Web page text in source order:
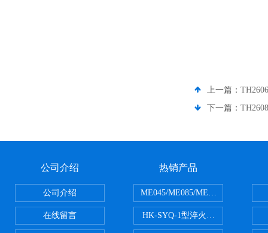
上一篇：
下一篇：
公司介绍
公司介绍
在线留言
热销产品
ME045/ME085/ME150ME系列
HK-SYQ-1型淬火介质冷却性能测